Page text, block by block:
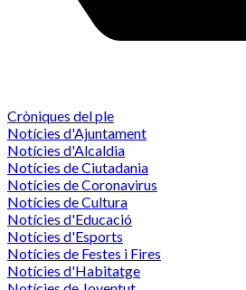
Cròniques del ple
Notícies d'Ajuntament
Notícies d'Alcaldia
Notícies de Ciutadania
Notícies de Coronavirus
Notícies de Cultura
Notícies d'Educació
Notícies d'Esports
Notícies de Festes i Fires
Notícies d'Habitatge